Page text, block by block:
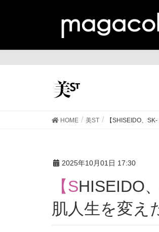
HOME 美ST 【SHISEIDO、
2025年10月01日 17:30
【SHISEIDO、SK-Ⅱ、SUUQU】人気ヘアメイクの
肌人生を変え